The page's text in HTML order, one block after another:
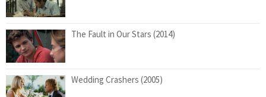
The Fault in Our Stars (2014)
Wedding Crashers (2005)